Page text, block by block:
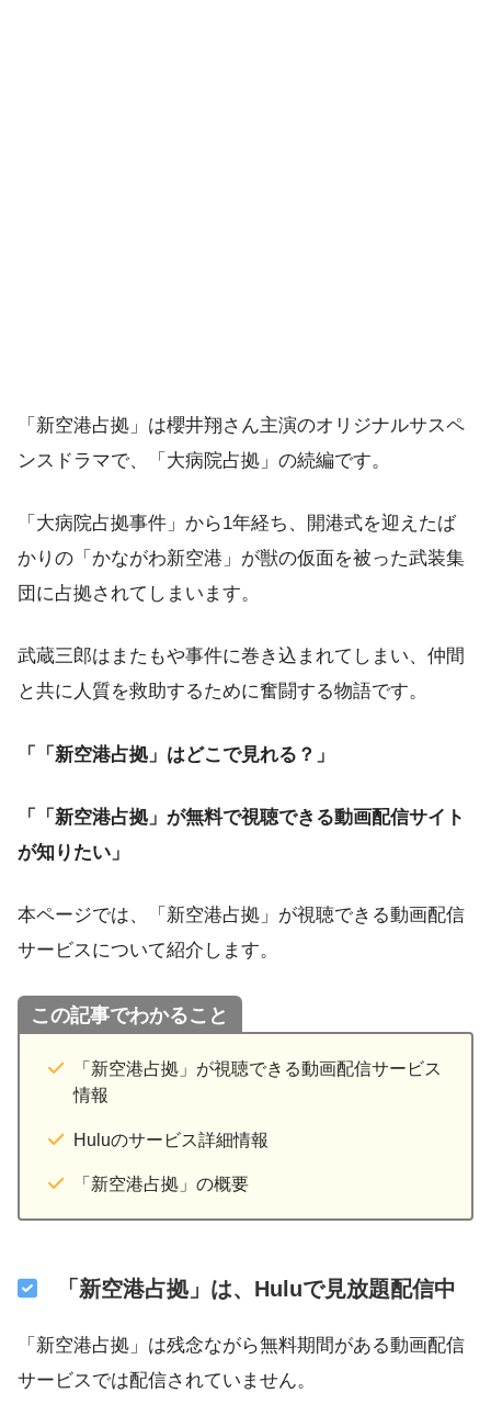
「新空港占拠」は櫻井翔さん主演のオリジナルサスペ
ンスドラマで、「大病院占拠」の続編です。
「大病院占拠事件」から1年経ち、開港式を迎えたば
かりの「かながわ新空港」が獣の仮面を被った武装集
団に占拠されてしまいます。
武蔵三郎はまたもや事件に巻き込まれてしまい、仲間
と共に人質を救助するために奮闘する物語です。
「「新空港占拠」はどこで見れる？」
「「新空港占拠」が無料で視聴できる動画配信サイト
が知りたい」
本ページでは、「新空港占拠」が視聴できる動画配信
サービスについて紹介します。
この記事でわかること
「新空港占拠」が視聴できる動画配信サービス
情報
Huluのサービス詳細情報
「新空港占拠」の概要
「新空港占拠」は、Huluで見放題配信中
「新空港占拠」は残念ながら無料期間がある動画配信
サービスでは配信されていません。